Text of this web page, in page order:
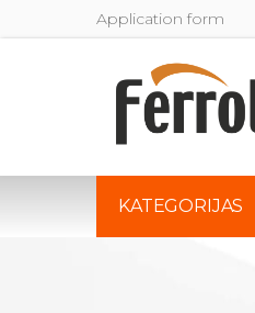
Application form
KATEGORIJAS